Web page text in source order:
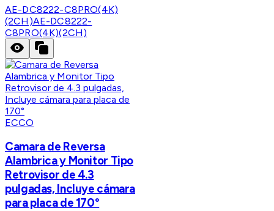
AE-DC8222-C8PRO(4K)
(2CH)AE-DC8222-
C8PRO(4K)(2CH)
ECCO
Camara de Reversa
Alambrica y Monitor Tipo
Retrovisor de 4.3
pulgadas, Incluye cámara
para placa de 170°